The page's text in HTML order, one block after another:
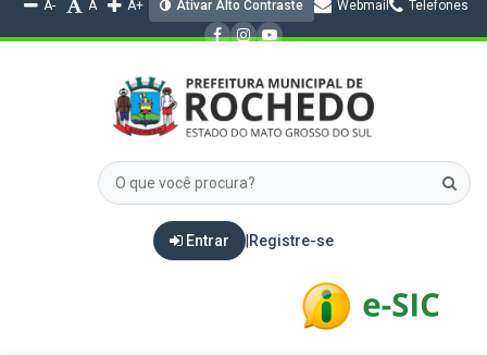
A- A A+ Ativar Alto Contraste Webmail Telefones
Entrar Registre-se